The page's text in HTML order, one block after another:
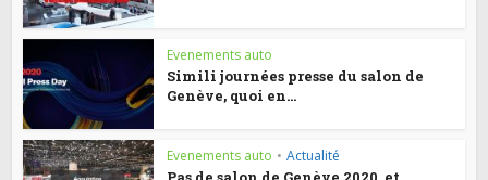
Evenements auto
Simili journées presse du salon de
Genève, quoi en...
Evenements auto • Actualité